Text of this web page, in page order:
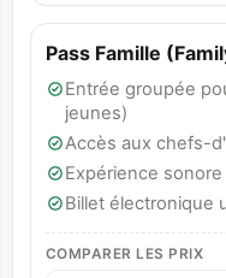
Pass Famille
Entrée groupée
jeunes)
Accès aux chefs-
Expérience
Billet électronique
COMPARER LES PRIX